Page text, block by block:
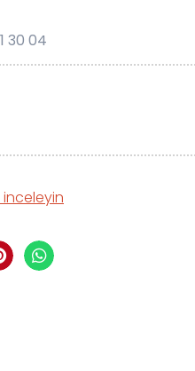
30 04